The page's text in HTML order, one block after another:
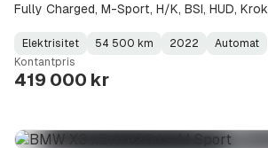
Fully Charged, M-Sport, H/K, BSI, HUD, Krok
Fuel
Type:
Elektrisitet
Kilometerstand:
54 500 km
Model
Year:
2022
Gearbox
Type:
Automat
Kontantpris
419 000 kr